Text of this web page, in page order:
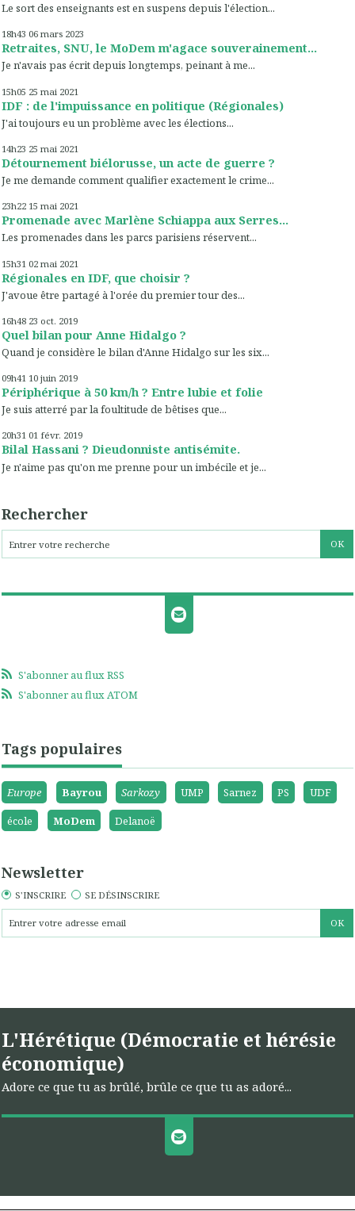
Le sort des enseignants est en suspens depuis l'élection...
18h43 06 mars 2023
Retraites, SNU, le MoDem m'agace souverainement...
Je n'avais pas écrit depuis longtemps, peinant à me...
15h05 25 mai 2021
IDF : de l'impuissance en politique (Régionales)
J'ai toujours eu un problème avec les élections...
14h23 25 mai 2021
Détournement biélorusse, un acte de guerre ?
Je me demande comment qualifier exactement le crime...
23h22 15 mai 2021
Promenade avec Marlène Schiappa aux Serres...
Les promenades dans les parcs parisiens réservent...
15h31 02 mai 2021
Régionales en IDF, que choisir ?
J'avoue être partagé à l'orée du premier tour des...
16h48 23 oct. 2019
Quel bilan pour Anne Hidalgo ?
Quand je considère le bilan d'Anne Hidalgo sur les six...
09h41 10 juin 2019
Périphérique à 50 km/h ? Entre lubie et folie
Je suis atterré par la foultitude de bêtises que...
20h31 01 févr. 2019
Bilal Hassani ? Dieudonniste antisémite.
Je n'aime pas qu'on me prenne pour un imbécile et je...
Rechercher
S'abonner au flux RSS
S'abonner au flux ATOM
Tags populaires
Europe Bayrou Sarkozy UMP Sarnez PS
UDF
école
MoDem Delanoë
Newsletter
S'INSCRIRE SE DÉSINSCRIRE
L'Hérétique (Démocratie et hérésie
économique)
Adore ce que tu as brûlé, brûle ce que tu as adoré...